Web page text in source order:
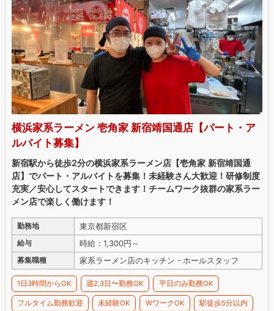
横浜家系ラーメン 壱角家 新宿靖国通店【パート・ア
ルバイト募集】
新宿駅から徒歩2分の横浜家系ラーメン店【壱角家 新宿靖国通
店】でパート・アルバイトを募集！未経験さん大歓迎！研修制度
充実／安心してスタートできます！チームワーク抜群の家系ラー
メン店で楽しく働けます！
勤務地 東京都新宿区
給与 時給：1,300円～
募集職種 家系ラーメン店のキッチン・ホールスタッフ
1日3時間からOK 週2,3日〜勤務OK 平日のみ勤務OK
フルタイム勤務歓迎 未経験OK WワークOK 駅徒歩5分以内